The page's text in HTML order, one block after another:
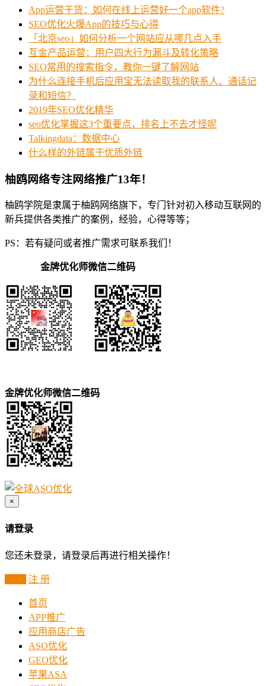
App运营干货：如何在线上运营好一个app软件?
SEO优化火爆App的技巧与心得
「北京seo」如何分析一个网站应从哪几点入手
互金产品运营：用户四大行为漏斗及转化策略
SEO常用的搜索指令，教你一键了解网站
为什么连接手机后应用宝无法读取我的联系人、通话记
录和短信？
2019年SEO优化精华
seo优化掌握这3个重要点，排名上不去才怪呢
Talkingdata：数据中心
什么样的外链属于优质外链
柚鸥网络专注网络推广13年！
柚鸥学院是隶属于柚鸥网络旗下，专门针对初入移动互联网的
新兵提供各类推广的案例，经验，心得等等；
PS：若有疑问或者推广需求可联系我们！
金牌优化师微信二维码
金牌优化师微信二维码
×
请登录
您还未登录，请登录后再进行相关操作！
注 册
首页
APP推广
应用商店广告
ASO优化
GEO优化
苹果ASA